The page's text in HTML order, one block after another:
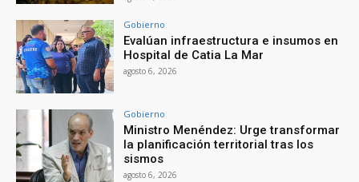
Gobierno
Evalúan infraestructura e insumos en
Hospital de Catia La Mar
agosto 6, 2026
Gobierno
Ministro Menéndez: Urge transformar
la planificación territorial tras los
sismos
agosto 6, 2026